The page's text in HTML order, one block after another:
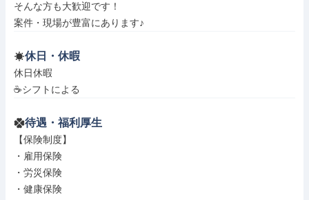
そんな方も大歓迎です！
案件・現場が豊富にあります♪
休日・休暇
休日休暇
☕シフトによる
待遇・福利厚生
【保険制度】
・雇用保険
・労災保険
・健康保険